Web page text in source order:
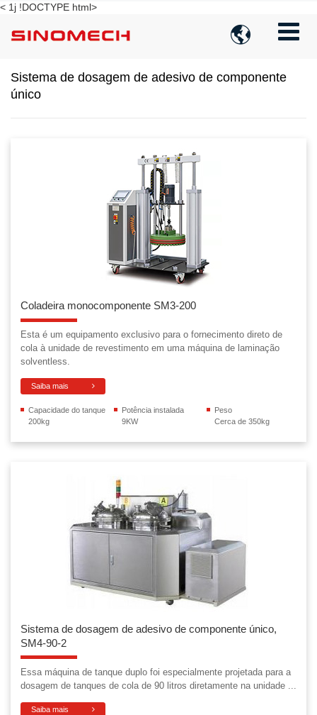
< 1j !DOCTYPE html>

Sistema de dosagem de adesivo de componente
único
Coladeira monocomponente SM3-200
Esta é um equipamento exclusivo para o fornecimento direto de
cola à unidade de revestimento em uma máquina de laminação
solventless.
Saiba mais
Capacidade do tanque
200kg
Potência instalada
9KW
Peso
Cerca de 350kg
Sistema de dosagem de adesivo de componente único,
SM4-90-2
Essa máquina de tanque duplo foi especialmente projetada para a
dosagem de tanques de cola de 90 litros diretamente na unidade ...
Saiba mais